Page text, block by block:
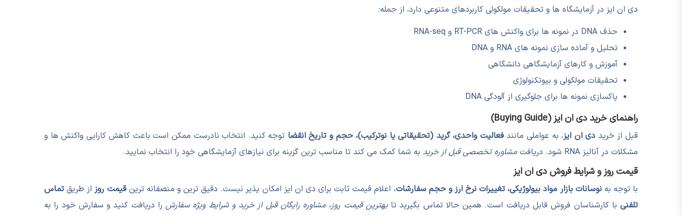
دی ان ایز در آزمایشگاه ها و تحقیقات مولکولی کاربردهای متنوعی دارد، از جمله:
حذف DNA در نمونه ها برای واکنش های RT-PCR و RNA-seq
تحلیل و آماده سازی نمونه های RNA و DNA
آموزش و کارهای آزمایشگاهی دانشگاهی
تحقیقات مولکولی و بیوتکنولوژی
پاکسازی نمونه ها برای جلوگیری از آلودگی DNA
راهنمای خرید دی ان ایز (Buying Guide)
قبل از خرید دی ان ایز، به عواملی مانندفعالیت واحدی، گرید (تحقیقاتی یا نوترکیب)، حجم و تاریخ انقضا توجه کنید. انتخاب نادرست ممکن است باعث کاهش کارایی واکنش ها و
مشکلات در آنالیز RNA شود. دریافت
مشاوره تخصصی قبل از خرید به شما کمک می کند تا مناسب ترین گزینه برای نیازهای آزمایشگاهی خود را انتخاب نمایید.
قیمت روز و شرایط فروش دی ان ایز
با توجه بهنوسانات بازار مواد بیولوژیکی، تغییرات نرخ ارز و حجم سفارشات، اعلام قیمت ثابت برای دی ان ایز امکان پذیر نیست. دقیق ترین و منصفانه ترینقیمت روزاز طریق تماس
تلفنیبا کارشناسان فروش قابل دریافت است. همین حالا تماس بگیرید تابهترین قیمت روز، مشاوره رایگان قبل از خرید و شرایط ویژه سفارشرا دریافت کنید و سفارش خود را به